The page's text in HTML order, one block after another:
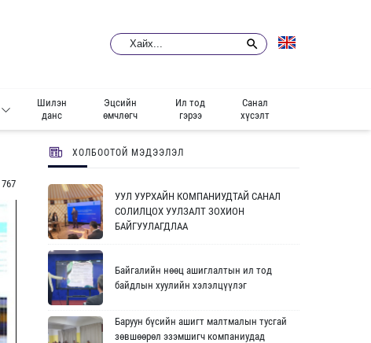
Шилэн
данс
Эцсийн
өмчлөгч
Ил тод
гэрээ
Санал
хүсэлт
767
ХОЛБООТОЙ МЭДЭЭЛЭЛ
УУЛ УУРХАЙН КОМПАНИУДТАЙ САНАЛ
СОЛИЛЦОХ УУЛЗАЛТ ЗОХИОН
БАЙГУУЛАГДЛАА
Байгалийн нөөц ашиглалтын ил тод
байдлын хуулийн хэлэлцүүлэг
Баруун бүсийн ашигт малтмалын тусгай
зөвшөөрөл эзэмшигч компаниудад